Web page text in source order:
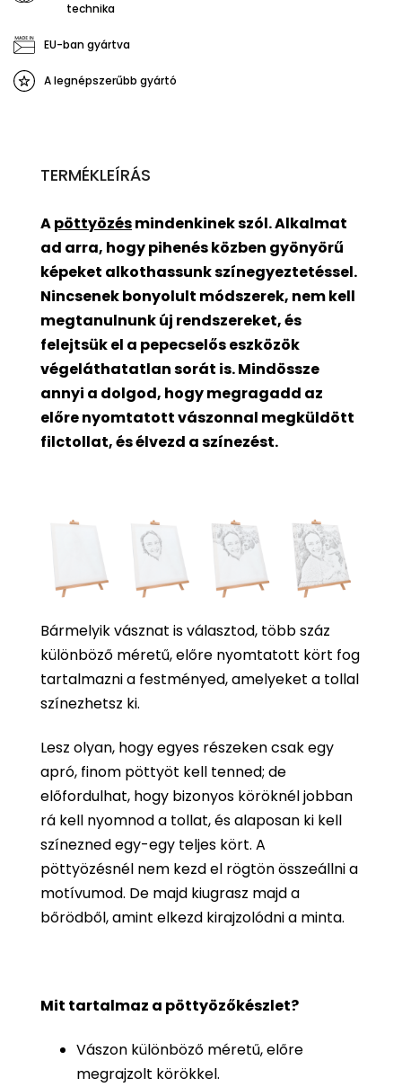
technika
EU-ban gyártva
A legnépszerűbb gyártó
TERMÉKLEÍRÁS
Apöttyözésmindenkinek szól. Alkalmat
ad arra, hogy pihenés közben gyönyörű
képeket alkothassunk színegyeztetéssel.
Nincsenek bonyolult módszerek, nem kell
megtanulnunk új rendszereket, és
felejtsük el a pepecselős eszközök
végeláthatatlan sorát is. Mindössze
annyi a dolgod, hogy megragadd az
előre nyomtatott vászonnal megküldött
filctollat, és élvezd a színezést.
Bármelyik vásznat is választod, több száz
különböző méretű, előre nyomtatott kört fog
tartalmazni a festményed, amelyeket a tollal
színezhetsz ki.
Lesz olyan, hogy egyes részeken csak egy
apró, finom pöttyöt kell tenned; de
előfordulhat, hogy bizonyos köröknél jobban
rá kell nyomnod a tollat, és alaposan ki kell
színezned egy-egy teljes kört. A
pöttyözésnél nem kezd el rögtön összeállni a
motívumod. De majd kiugrasz majd a
bőrödből, amint elkezd kirajzolódni a minta.
Mit tartalmaz a pöttyözőkészlet?
Vászon különböző méretű, előre
megrajzolt körökkel.